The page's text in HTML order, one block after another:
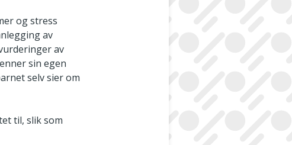
og stress
av
av
sin egen
selv sier om
til, slik som